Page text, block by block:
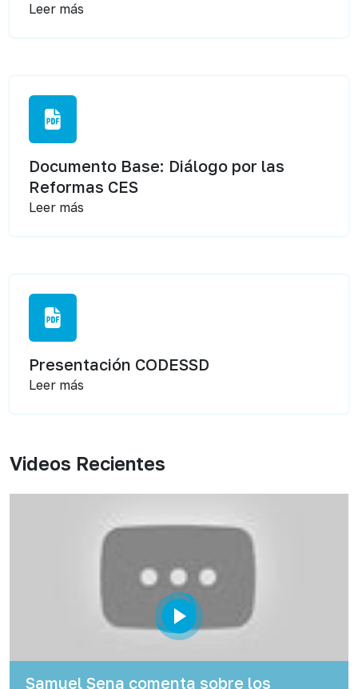
Leer más
Documento Base: Diálogo por las
Reformas CES
Leer más
Presentación CODESSD
Leer más
Videos Recientes
Samuel Sena comenta sobre los